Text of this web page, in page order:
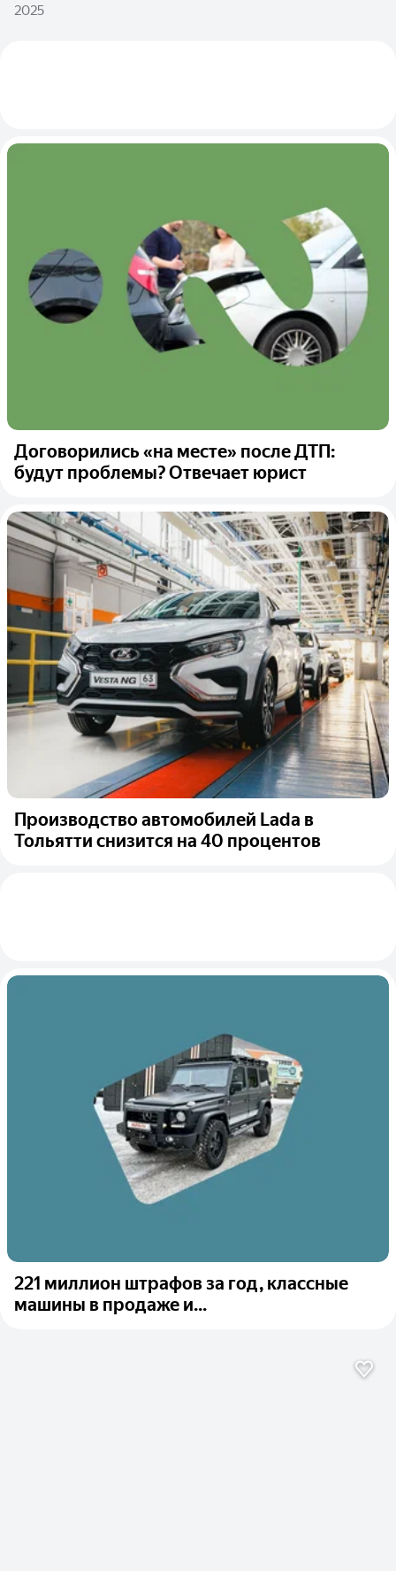
2025
Договорились «на месте» после ДТП:
будут проблемы? Отвечает юрист
Производство автомобилей Lada в
Тольятти снизится на 40 процентов
221 миллион штрафов за год, классные
машины в продаже и...